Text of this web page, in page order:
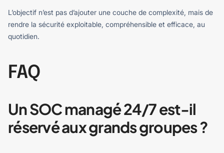
L’objectif n’est pas d’ajouter une couche de complexité, mais de
rendre la sécurité exploitable, compréhensible et efficace, au
quotidien.
FAQ
Un SOC managé 24/7 est-il
réservé aux grands groupes ?